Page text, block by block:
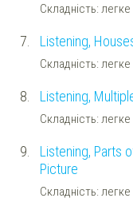
Складність: легке
7. Listening,
Складність: легке
8. Listening,
Складність: легке
9.
Listening, Parts
Picture
Складність: легке